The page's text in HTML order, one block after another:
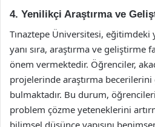
4. Yenilikçi Araştırma ve
Tınaztepe Üniversitesi, eğitimdeki
yanı sıra, araştırma ve geliştirme
önem vermektedir. Öğrenciler,
projelerinde araştırma becerilerini
bulmaktadır. Bu durum,
problem çözme yeteneklerini
bilimsel düşünce yapısını